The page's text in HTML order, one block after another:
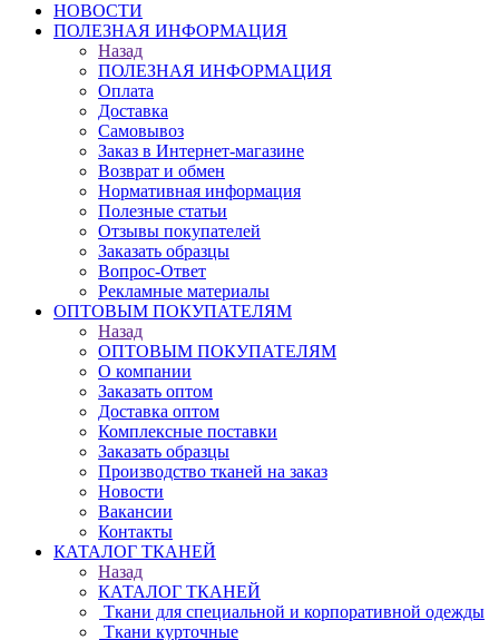
НОВОСТИ
ПОЛЕЗНАЯ ИНФОРМАЦИЯ
Назад
ПОЛЕЗНАЯ ИНФОРМАЦИЯ
Оплата
Доставка
Самовывоз
Заказ в Интернет-магазине
Возврат и обмен
Нормативная информация
Полезные статьи
Отзывы покупателей
Заказать образцы
Вопрос-Ответ
Рекламные материалы
ОПТОВЫМ ПОКУПАТЕЛЯМ
Назад
ОПТОВЫМ ПОКУПАТЕЛЯМ
О компании
Заказать оптом
Доставка оптом
Комплексные поставки
Заказать образцы
Производство тканей на заказ
Новости
Вакансии
Контакты
КАТАЛОГ ТКАНЕЙ
Назад
КАТАЛОГ ТКАНЕЙ
Ткани для специальной и корпоративной одежды
Ткани курточные